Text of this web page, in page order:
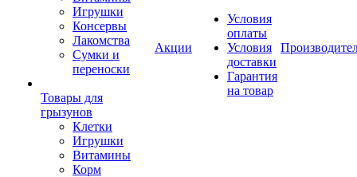
Игрушки
Консервы
Лакомства
Сумки и
переноски
Товары для
грызунов
Клетки
Игрушки
Витамины
Корм
Акции
Условия
оплаты
Условия
доставки
Гарантия
на товар